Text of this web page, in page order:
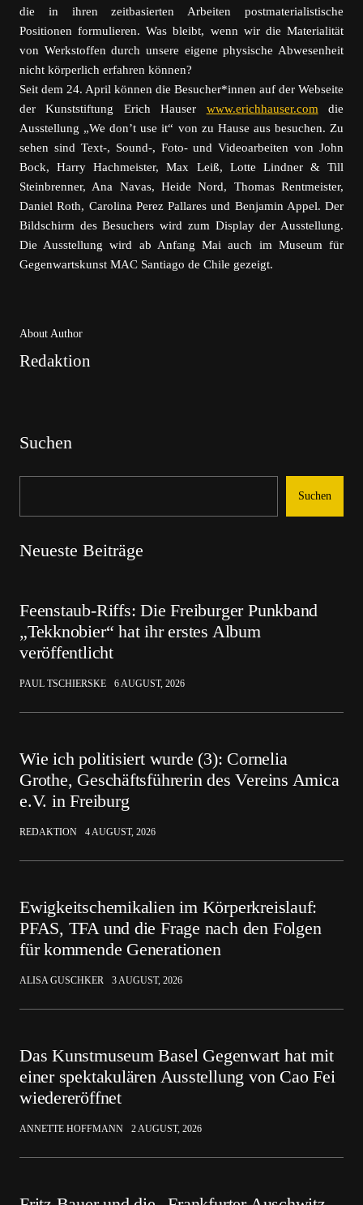
die in ihren zeitbasierten Arbeiten postmaterialistische
Positionen formulieren. Was bleibt, wenn wir die Materialität
von Werkstoffen durch unsere eigene physische Abwesenheit
nicht körperlich erfahren können?
Seit dem 24. April können die Besucher*innen auf der Webseite
der Kunststiftung Erich Hauser www.erichhauser.com die
Ausstellung „We don’t use it“ von zu Hause aus besuchen. Zu
sehen sind Text-, Sound-, Foto- und Videoarbeiten von John
Bock, Harry Hachmeister, Max Leiß, Lotte Lindner & Till
Steinbrenner, Ana Navas, Heide Nord, Thomas Rentmeister,
Daniel Roth, Carolina Perez Pallares und Benjamin Appel. Der
Bildschirm des Besuchers wird zum Display der Ausstellung.
Die Ausstellung wird ab Anfang Mai auch im Museum für
Gegenwartskunst MAC Santiago de Chile gezeigt.
About Author
Redaktion
Suchen
Suchen
Neueste Beiträge
Feenstaub-Riffs: Die Freiburger Punkband
„Tekknobier“ hat ihr erstes Album
veröffentlicht
PAUL TSCHIERSKE 6 AUGUST, 2026
Wie ich politisiert wurde (3): Cornelia
Grothe, Geschäftsführerin des Vereins Amica
e.V. in Freiburg
REDAKTION 4 AUGUST, 2026
Ewigkeitschemikalien im Körperkreislauf:
PFAS, TFA und die Frage nach den Folgen
für kommende Generationen
ALISA GUSCHKER 3 AUGUST, 2026
Das Kunstmuseum Basel Gegenwart hat mit
einer spektakulären Ausstellung von Cao Fei
wiedereröffnet
ANNETTE HOFFMANN 2 AUGUST, 2026